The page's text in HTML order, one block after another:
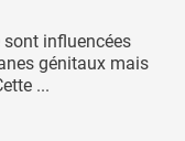
influencées
génitaux mais
...